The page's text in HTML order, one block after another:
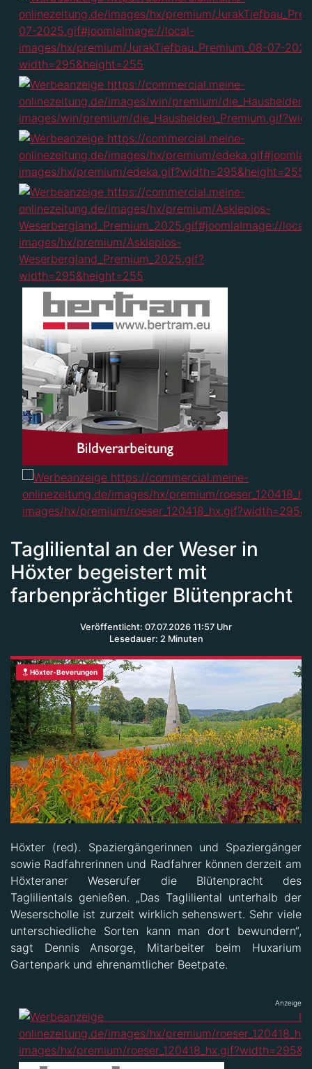
Tagliliental an der Weser in
Höxter begeistert mit
farbenprächtiger Blütenpracht
Veröffentlicht: 07.07.2026 11:57 Uhr
Lesedauer: 2 Minuten
Höxter-Beverungen
Höxter (red). Spaziergängerinnen und Spaziergänger
sowie Radfahrerinnen und Radfahrer können derzeit am
Höxteraner Weserufer die Blütenpracht des
Taglilientals genießen. „Das Tagliliental unterhalb der
Weserscholle ist zurzeit wirklich sehenswert. Sehr viele
unterschiedliche Sorten kann man dort bewundern“,
sagt Dennis Ansorge, Mitarbeiter beim Huxarium
Gartenpark und ehrenamtlicher Beetpate.
Anzeige